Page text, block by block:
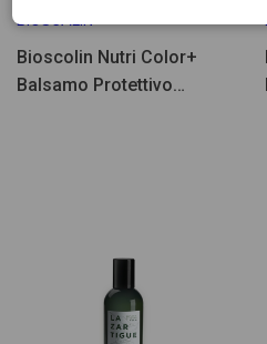
BIOSCALIN
Bioscolin Nutri Color+
Balsamo Protettivo